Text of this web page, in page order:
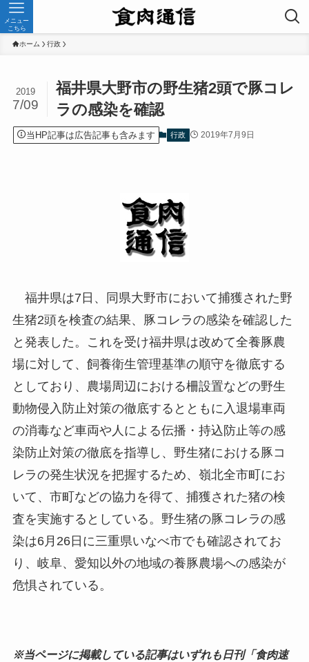
メニュー
こちら
ホーム 行政
福井県大野市の野生猪2頭で豚コレ
ラの感染を確認
2019
7/09
当HP記事は広告記事も含みます 行政 2019年7月9日
福井県は7日、同県大野市において捕獲された野
生猪2頭を検査の結果、豚コレラの感染を確認した
と発表した。これを受け福井県は改めて全養豚農
場に対して、飼養衛生管理基準の順守を徹底する
としており、農場周辺における柵設置などの野生
動物侵入防止対策の徹底するとともに入退場車両
の消毒など車両や人による伝播・持込防止等の感
染防止対策の徹底を指導し、野生猪における豚コ
レラの発生状況を把握するため、嶺北全市町にお
いて、市町などの協力を得て、捕獲された猪の検
査を実施するとしている。野生猪の豚コレラの感
染は6月26日に三重県いなべ市でも確認されてお
り、岐阜、愛知以外の地域の養豚農場への感染が
危惧されている。
※当ページに掲載している記事はいずれも日刊「食肉速